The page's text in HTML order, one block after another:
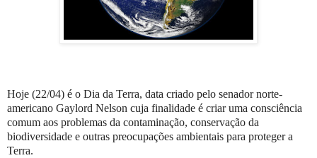
Hoje (22/04) é o Dia da Terra, data criado pelo senador norte-
americano Gaylord Nelson cuja finalidade é criar uma consciência
comum aos problemas da contaminação, conservação da
biodiversidade e outras preocupações ambientais para proteger a
Terra.